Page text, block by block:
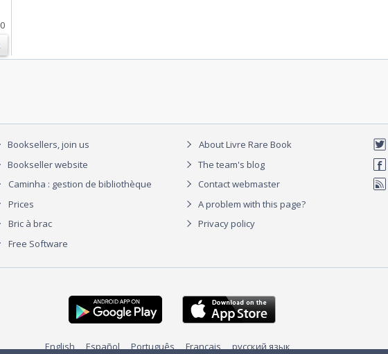
Booksellers, join us
Bookseller website
Caminha : gestion de bibliothèque
Prices
Bric à brac
Free Software
About Livre Rare Book
The team's blog
Contact webmaster
A problem with this page?
Privacy policy
English Español Português Français русский язык